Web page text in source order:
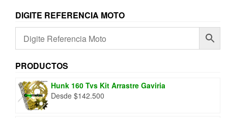
página
de
DIGITE REFERENCIA MOTO
PRODUCTOS
Hunk 160 Tvs Kit Arrastre Gaviria
Desde $142.500